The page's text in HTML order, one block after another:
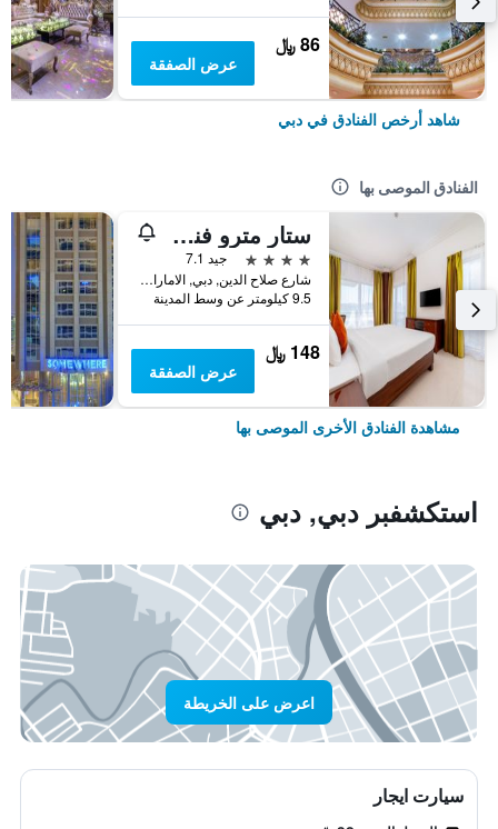
86 ﷼
عرض الصفقة
شاهد أرخص الفنادق في دبي
الفنادق الموصى بها
ستار مترو فندق ديرة دبي
4 نجوم
جيد 7.1
شارع صلاح الدين, دبي, الامارات العربية المتحدة
9.5 كيلومتر عن وسط المدينة
148 ﷼
عرض الصفقة
مشاهدة الفنادق الأخرى الموصى بها
استكشفبر دبي, دبي
اعرض على الخريطة
سيارت ايجار